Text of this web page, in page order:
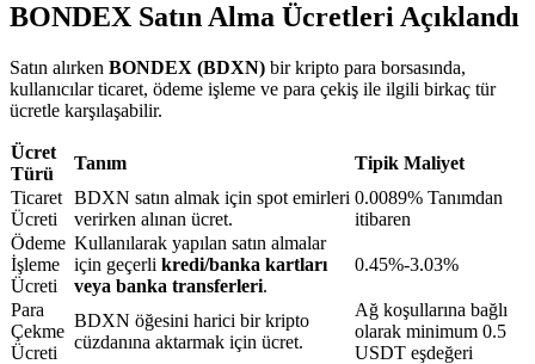
BTR Kilitleme
BTR sahiplerine özel yatırımlar
BONDEX Satın Alma Ücretleri Açıklandı
Satın alırken BONDEX (BDXN) bir kripto para borsasında,
kullanıcılar ticaret, ödeme işleme ve para çekiş ile ilgili birkaç tür
ücretle karşılaşabilir.
Ücret
Türü
Tanım
Tipik Maliyet
Ticaret
Ücreti
BDXN satın almak için spot emirleri
verirken alınan ücret.
0.0089% Tanımdan
itibaren
Ödeme
İşleme
Ücreti
Kullanılarak yapılan satın almalar
için geçerli kredi/banka kartları
veya banka transferleri.
0.45%-3.03%
Para
Çekme
Ücreti
BDXN öğesini harici bir kripto
cüzdanına aktarmak için ücret.
Ağ koşullarına bağlı
olarak minimum 0.5
USDT eşdeğeri